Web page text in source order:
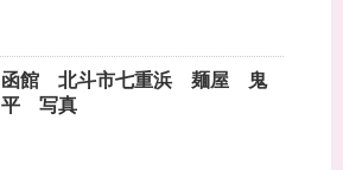
函館 北斗市七重浜 麺屋 鬼
平 写真